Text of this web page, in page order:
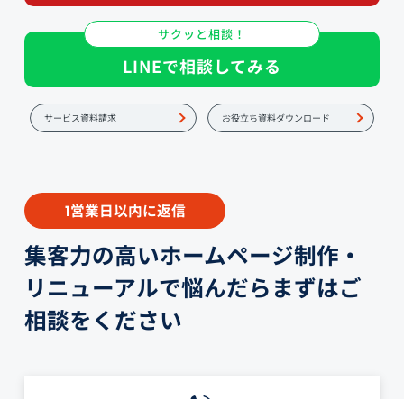
サクッと相談！
LINEで相談してみる
サービス資料請求 お役立ち資料ダウンロード
1営業日以内に返信
集客力の高いホームページ制作・
リニューアルで悩んだらまずはご
相談をください